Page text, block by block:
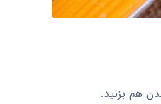
هم بزنید.